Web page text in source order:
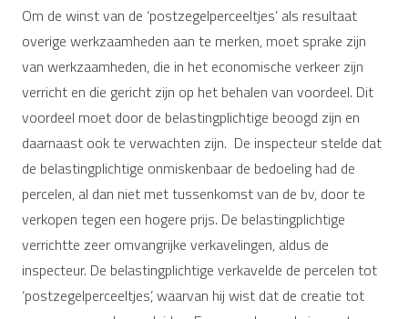
Om de winst van de ‘postzegelperceeltjes’ als resultaat
overige werkzaamheden aan te merken, moet sprake zijn
van werkzaamheden, die in het economische verkeer zijn
verricht en die gericht zijn op het behalen van voordeel. Dit
voordeel moet door de belastingplichtige beoogd zijn en
daarnaast ook te verwachten zijn. De inspecteur stelde dat
de belastingplichtige onmiskenbaar de bedoeling had de
percelen, al dan niet met tussenkomst van de bv, door te
verkopen tegen een hogere prijs. De belastingplichtige
verrichtte zeer omvangrijke verkavelingen, aldus de
inspecteur. De belastingplichtige verkavelde de percelen tot
‘postzegelperceeltjes’, waarvan hij wist dat de creatie tot